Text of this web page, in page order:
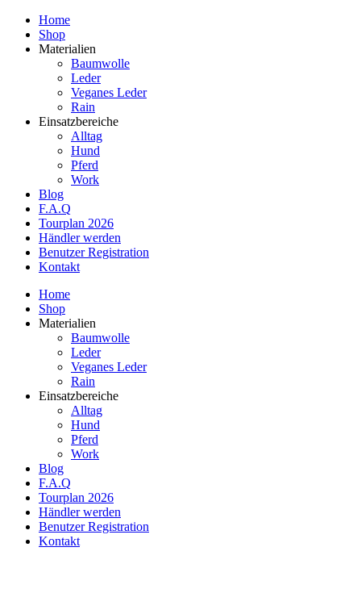
Home
Shop
Materialien
Baumwolle
Leder
Veganes Leder
Rain
Einsatzbereiche
Alltag
Hund
Pferd
Work
Blog
F.A.Q
Tourplan 2026
Händler werden
Benutzer Registration
Kontakt
Home
Shop
Materialien
Baumwolle
Leder
Veganes Leder
Rain
Einsatzbereiche
Alltag
Hund
Pferd
Work
Blog
F.A.Q
Tourplan 2026
Händler werden
Benutzer Registration
Kontakt